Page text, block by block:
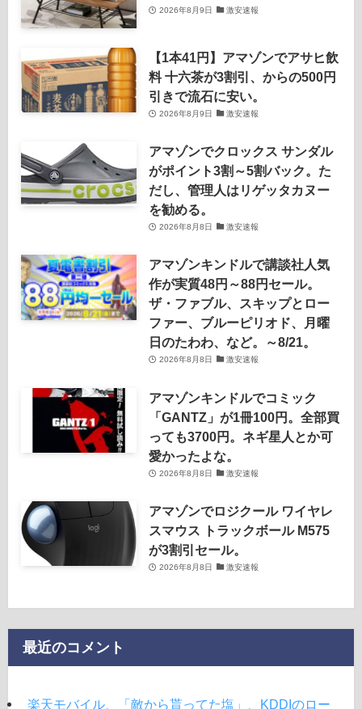
2026年8月9日 激安速報
【1本41円】アマゾンでアサヒ飲
料 十六茶が3割引、からの500円
引きで流石に安い。
2026年8月9日 激安速報
アマゾンでクロックス サンダル
がポイント3割～5割バック。た
だし、管理人はリゲッタカヌー
を勧める。
2026年8月8日 激安速報
アマゾンキンドルで講談社人気
作が実質48円～88円セール。
ザ・ファブル、スキップとロー
ファー、ブルーピリオド、月曜
日のたわわ、など。～8/21。
2026年8月8日 激安速報
アマゾンキンドルでコミック
「GANTZ」が1冊100円。全部買
っても3700円。ネギ星人とか可
愛かったよな。
2026年8月8日 激安速報
アマゾンでロジクール ワイヤレ
スマウス トラックボール M575
が3割引セール。
2026年8月8日 激安速報
最近のコメント
楽天モバイル、「敵から貰ってた塩」、KDDIのロー